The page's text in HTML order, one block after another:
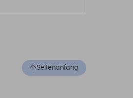
Seitenanfang